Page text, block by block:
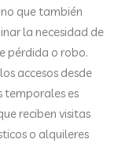
que también
la necesidad de
pérdida o robo.
accesos desde
temporales es
reciben visitas
o alquileres